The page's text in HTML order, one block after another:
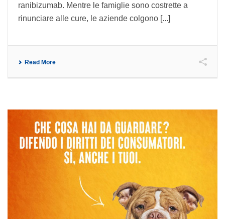
ranibizumab. Mentre le famiglie sono costrette a
rinunciare alle cure, le aziende colgono [...]
Read More